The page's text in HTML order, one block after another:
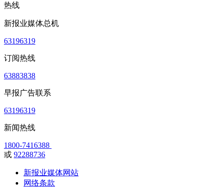
热线
新报业媒体总机
63196319
订阅热线
63883838
早报广告联系
63196319
新闻热线
1800-7416388
或 92288736
新报业媒体网站
网络条款